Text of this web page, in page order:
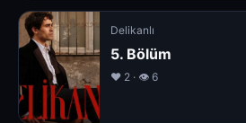
Delikanlı
5. Bölüm
❤️ 2 · 👁 6